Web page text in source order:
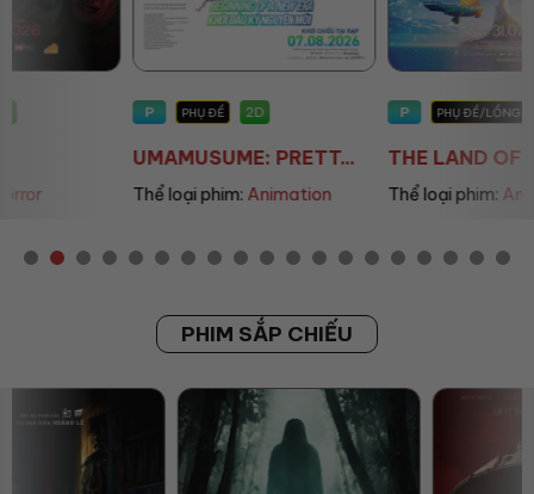
2D
UMAMUSUME: PRETT...
Thể loại phim: Animation
PHỤ ĐỀ/LỒNG TIẾNG 2D
THE LAND OF SOME...
Thể loại phim: Animation
PHIM SẮP CHIẾU